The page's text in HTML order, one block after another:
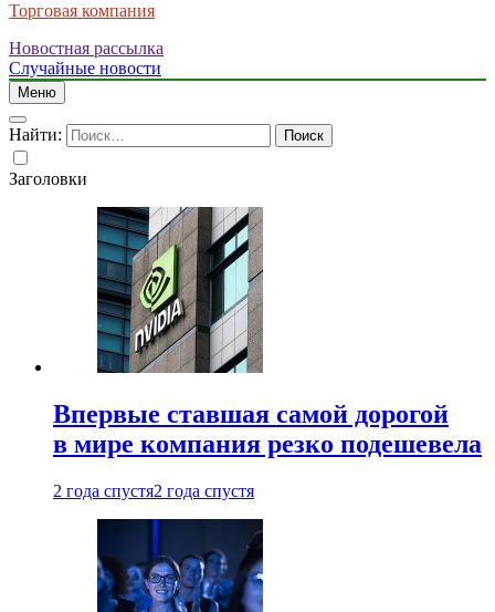
Торговая компания
Новостная рассылка
Случайные новости
Меню
Найти:
Заголовки
Впервые ставшая самой дорогой
в мире компания резко подешевела
2 года спустя2 года спустя